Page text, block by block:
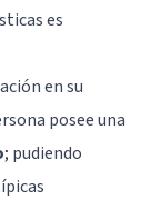
es
en su
posee una
; pudiendo